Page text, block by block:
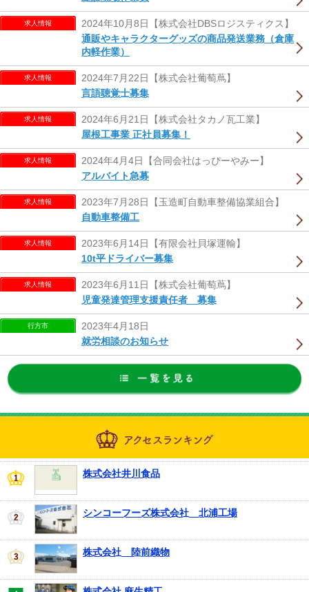
求人情報
2024年10月8日【株式会社DBSロジスティクス】
通販やキャラクターグッズの商品発送業務（倉庫
内軽作業）
求人情報
2024年7月22日【株式会社葡萄蔦】
言語聴覚士募集
求人情報
2024年6月21日【株式会社タカノ瓦工業】
屋根工事業 正社員募集！
求人情報
2024年4月4日【合同会社はっぴーやみー】
アルバイト急募
求人情報
2023年7月28日【玉造町自動車整備協業組合】
自動車整備工
求人情報
2023年6月14日【有限会社貝塚運輸】
10t平ドライバー募集
求人情報
2023年6月11日【株式会社葡萄蔦】
児童発達管理支援責任者 募集
行方市
2023年4月18日
就労相談のお知らせ
株式会社井川食品
シンコーフーズ株式会社 北浦工場
株式会社 陸前織物